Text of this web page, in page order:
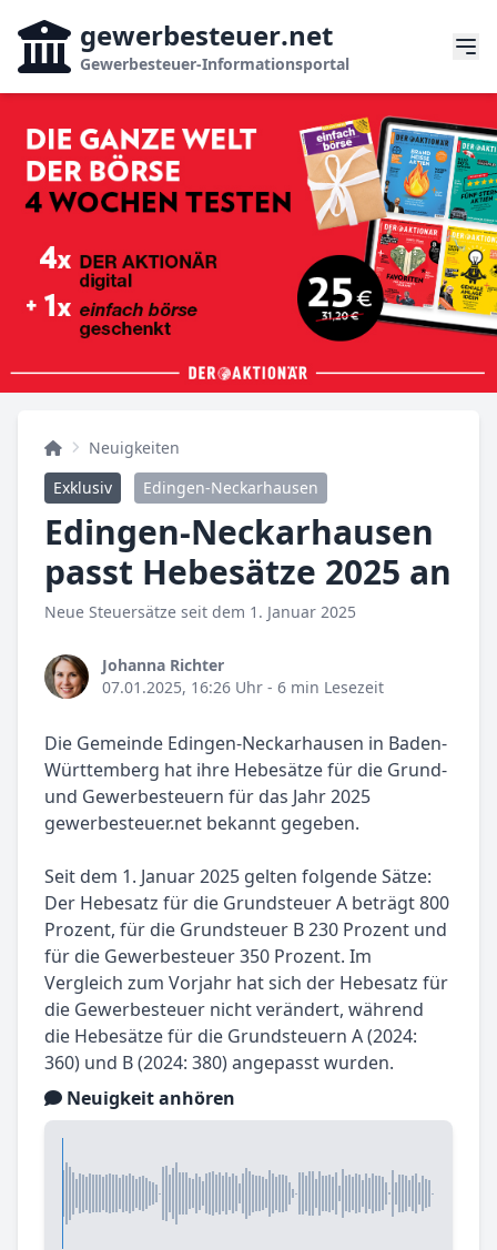
gewerbesteuer.net
Gewerbesteuer-Informationsportal
Neuigkeiten
Exklusiv
Edingen-Neckarhausen
Edingen-Neckarhausen
passt Hebesätze 2025 an
Neue Steuersätze seit dem 1. Januar 2025
Johanna Richter
07.01.2025, 16:26 Uhr - 6 min Lesezeit
Die Gemeinde Edingen-Neckarhausen in Baden-
Württemberg hat ihre Hebesätze für die Grund-
und Gewerbesteuern für das Jahr 2025
gewerbesteuer.net bekannt gegeben.
Seit dem 1. Januar 2025 gelten folgende Sätze:
Der Hebesatz für die Grundsteuer A beträgt 800
Prozent, für die Grundsteuer B 230 Prozent und
für die Gewerbesteuer 350 Prozent. Im
Vergleich zum Vorjahr hat sich der Hebesatz für
die Gewerbesteuer nicht verändert, während
die Hebesätze für die Grundsteuern A (2024:
360) und B (2024: 380) angepasst wurden.
Neuigkeit anhören